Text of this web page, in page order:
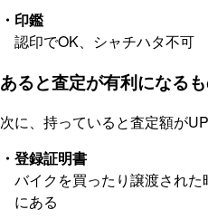
・印鑑
認印でOK、シャチハタ不可
あると査定が有利になる
次に、持っていると査定額が
・登録証明書
バイクを買ったり譲渡され
にある